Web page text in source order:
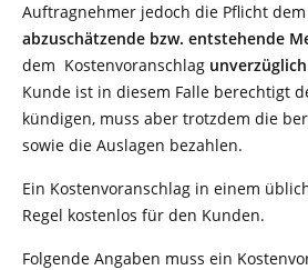
Auftragnehmer jedoch die Pflicht
abzuschätzende bzw. entstehende
dem Kostenvoranschlag
Kunde ist in diesem Falle berechtigt
kündigen, muss aber trotzdem die
sowie die Auslagen bezahlen.
Ein Kostenvoranschlag in einem
Regel kostenlos für den Kunden.
Folgende Angaben muss ein